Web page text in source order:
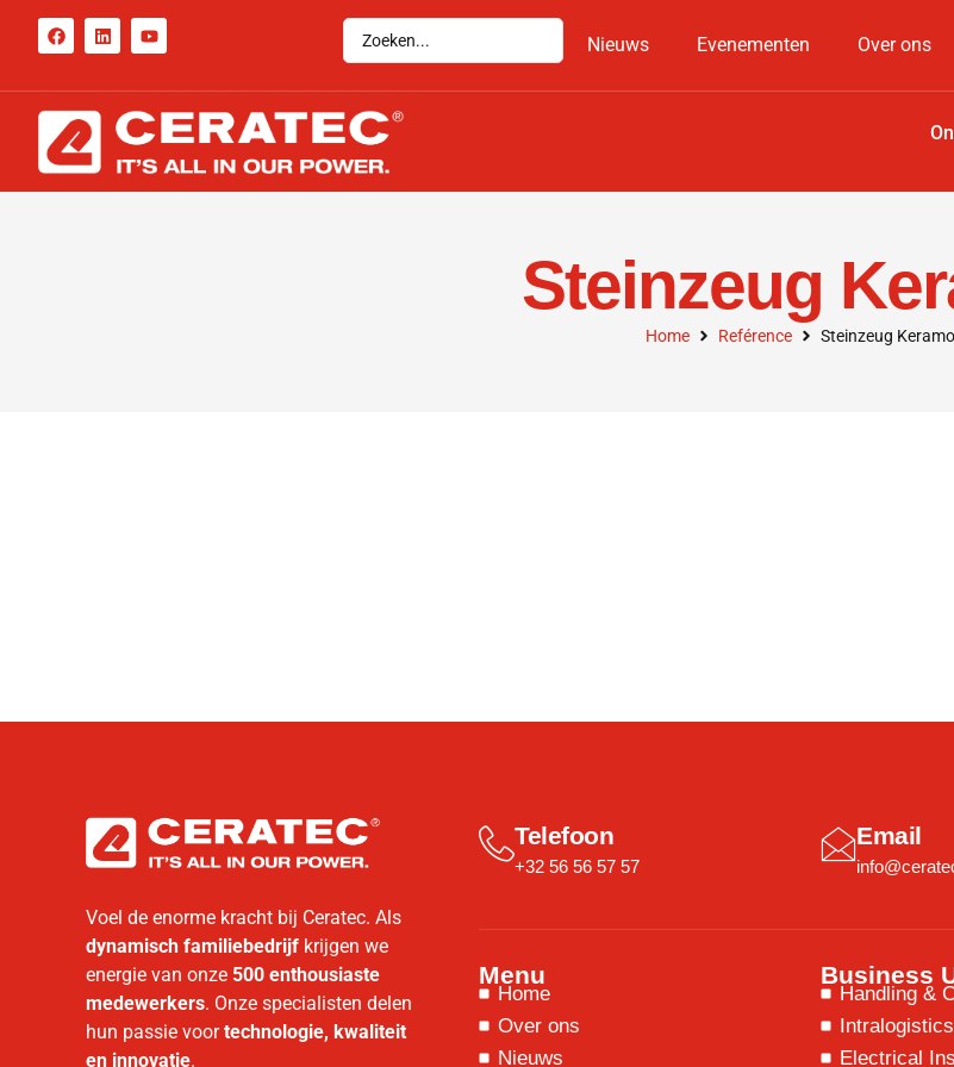
Nieuws Evenementen Over ons
Steinzeug
Home Reférence Steinzeug Keramo
Voel de enorme kracht bij Ceratec. Als
dynamisch familiebedrijf krijgen we
energie van onze 500 enthousiaste
medewerkers. Onze specialisten delen
hun passie voortechnologie, kwaliteit
en innovatie.
Telefoon
+32 56 56 57 57
Email
Menu
Home
Over ons
Nieuws
Business
Handling &
Electrical